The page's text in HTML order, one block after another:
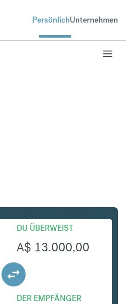
PersönlichUnternehmen
DU ÜBERWEIST
A$ 13.000,00
DER EMPFÄNGER